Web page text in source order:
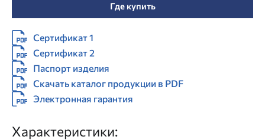
Где купить
Сертификат 1
Сертификат 2
Паспорт изделия
Скачать каталог продукции в PDF
Электронная гарантия
Характеристики: